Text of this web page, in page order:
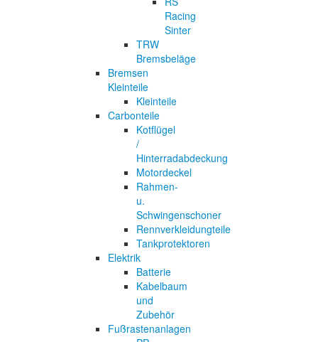
Racing
Sinter
TRW
Bremsbeläge
Bremsen
Kleinteile
Kleinteile
Carbonteile
Kotflügel
/
Hinterradabdeckung
Motordeckel
Rahmen-
u.
Schwingenschoner
Rennverkleidungteile
Tankprotektoren
Elektrik
Batterie
Kabelbaum
und
Zubehör
Fußrastenanlagen